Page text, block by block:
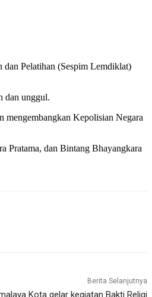
dan Pelatihan (Sespim Lemdiklat)
dan unggul.
mengembangkan Kepolisian Negara
Pratama, dan Bintang Bhayangkara
Berita Selanjutnya
Kota gelar kegiatan Bakti Religi